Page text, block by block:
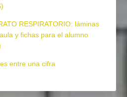
RESPIRATORIO: láminas
y fichas para el alumno
entre una cifra